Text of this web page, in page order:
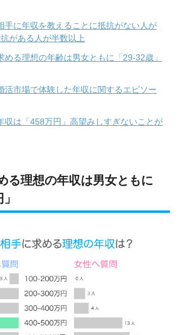
手に年収を教えることに抵抗がない人が
がある人が半数以上
める理想の年齢は男女ともに「29-32歳」
活市場で体験した年収に関するエピソー
収は「458万円」高望みしすぎないことが
る理想の年収は男女ともに